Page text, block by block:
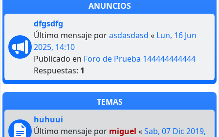
ANUNCIOS
dfgsdfg
Último mensaje porasdasdasd « Lun, 16 Jun
2025, 14:10
Publicado en Foro de Prueba 144444444444
Respuestas: 1
TEMAS
huhuui
Último mensaje por miguel «Sab, 07 Dic 2019,